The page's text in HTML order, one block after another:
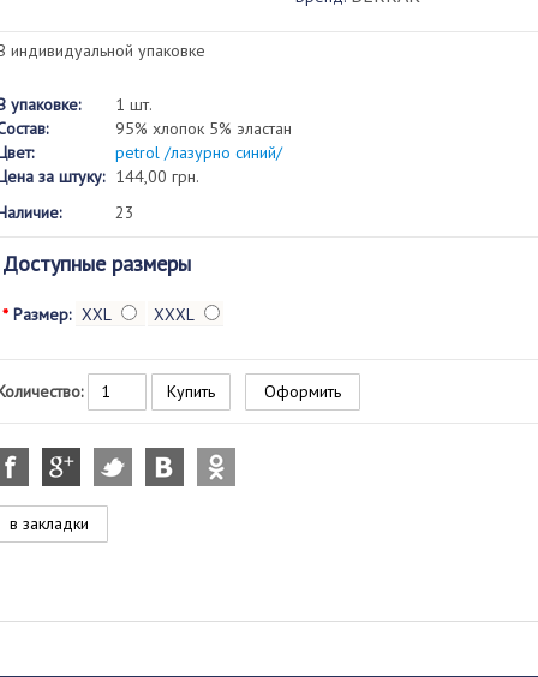
индивидуальной упаковке
упаковке:
1 шт.
95% хлопок 5% эластан
petrol /лазурно синий/
за штуку: 144,00 грн.
23
Доступные размеры
* Размер: XXL XXXL
Оформить
в закладки